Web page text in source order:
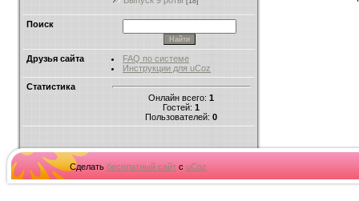
Поиск
Друзья сайта
FAQ по системе
Инструкции для uCoz
Статистика
Онлайн всего: 1
Гостей: 1
Пользователей: 0
Сделать бесплатный сайт с uCoz